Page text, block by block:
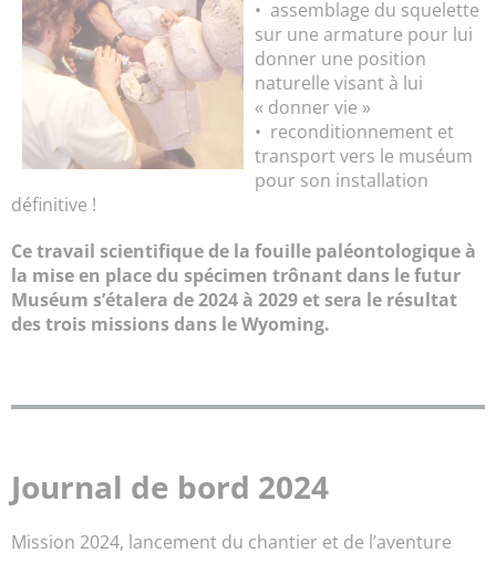
• assemblage du squelette
sur une armature pour lui
donner une position
naturelle visant à lui
« donner vie »
• reconditionnement et
transport vers le muséum
pour son installation
définitive !
Ce travail scientifique de la fouille paléontologique à
la mise en place du spécimen trônant dans le futur
Muséum s’étalera de 2024 à 2029 et sera le résultat
des trois missions dans le Wyoming.
Journal de bord 2024
Mission 2024, lancement du chantier et de l’aventure